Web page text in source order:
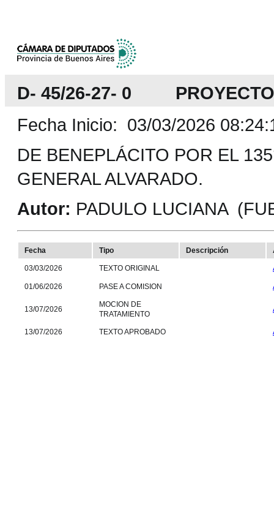
D- 45/26-27- 0 PROYECTO
Fecha Inicio: 03/03/2026
DE BENEPLÁCITO POR EL
GENERAL ALVARADO.
Autor: PADULO LUCIANA
Fecha Tipo Descripción
03/03/2026 TEXTO ORIGINAL
01/06/2026 PASE A COMISION
13/07/2026
MOCION DE
TRATAMIENTO
13/07/2026 TEXTO APROBADO